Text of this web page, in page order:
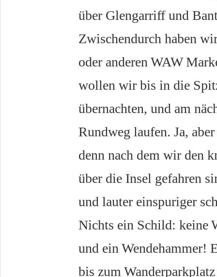
über Glengarriff und
Zwischendurch haben
oder anderen WAW
wollen wir bis in die
übernachten, und am
Rundweg laufen. Ja,
denn nach dem wir den
über die Insel gefahren
und lauter einspuriger
Nichts ein Schild: keine
und ein Wendehammer!
bis zum